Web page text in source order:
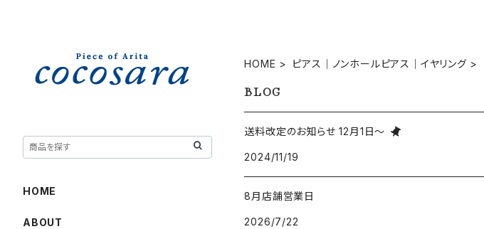
HOME ピアス｜ノンホールピアス｜イヤリング
BLOG
送料改定のお知らせ 12月1日～
2024/11/19
8月店舗営業日
2026/7/22
HOME
ABOUT